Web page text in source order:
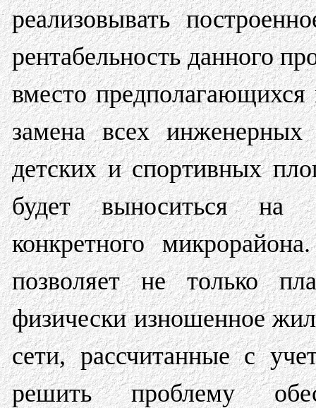
реализовывать
рентабельность данного
вместо предполагающихся
замена всех
детских и спортивных
будет выноситься на
конкретного
позволяет не только
физически изношенное
сети, рассчитанные с
решить проблему